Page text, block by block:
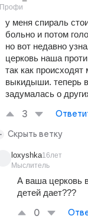
Профи
у меня спираль
больно и потом
но вот недавно
церковь наша
так как происходят
выкидыши. теперь
задумалась о
3
Скрыть ветку
loxyshka
Мыслитель
16лет
А ваша церковь
детей дает???
0